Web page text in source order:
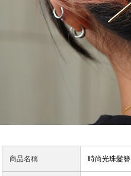
商品名稱 時尚光珠髮簪